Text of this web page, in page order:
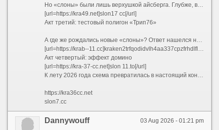
Но «слоны» были лишь верхушкой айсберга. Глубже, в темных водах сети Tor, обитали настоящие гиганты — длинные .onion-адреса, которые невозможно запомнить, но можно распознать по префиксу. Первым в списке шел kraken2trfqodidvlh4aa337cpzfrhdlfldhve5nf7njhumwr7instad.onion — настоящий монстр из 56 символов. За ним тянулись его собратья: kraken3yvbvzmhytnrnuhsy772i6dfobofu652e27f5hx6y5cpj7rgyd.onion, kraken4qzqnoi7ogpzpzwrxk7mw53n5i56loydwiyonu4owxsh4g67yd.onion, kraken5af44k24fwzohe6fvqfgxfsee4lgydb3ayzkfhlzqhuwlo33ad.onion, kraken6gf6o4rxewycqwjgfchzgxyfeoj5xafqbfm4vgvyaig2vmxvyd.onion и kraken7jmgt7yhhe2c4iyilthnhcugfylcztsdhh7otrr6jgdw667pqd.onion. Специалисты окрестили их «шестеркой кракенов» — и каждый из них вел в одно и то же место, словно шесть дверей в одну комнату.
[url=https://kra49.net]slon17 cc[/url]
Акт третий: тестовый полигон «Трип76»
А где же рождались новые «слоны»? Ответ нашелся неожиданно — на коротких доменах trip76. Сначала появился trip76.co, затем его клон trip76.at. Кто-то писал их слитно, кто-то с пробелом — trip76 co и trip76 at — но суть оставалась той же: это были испытательные стенды. Именно здесь обкатывались новые интерфейсы, проверялись скрипты и тестировалась устойчивость к DDoS-атакам. Если «трип» выдерживал нагрузку, его конфигурацию переносили на свежего «слона» — например, с trip76.co на slon18.to и slon 18 at. Так рождалась бесконечная цепочка обновлений.
[url=https://krab--11.cc]kraken2trfqodidvlh4aa337cpzfrhdlfldhve5nf7njhumwr7instad.onion[/url]
Акт четвертый: эффект домино
[url=https://kra-37-cc.net]slon 11.to[/url]
К лету 2026 года схема превратилась в настоящий конвейер. Заблокировали slon2.to? Пожалуйста — вот slon2.at и slon2.cc. Закрыли все версии двойки? Переходим на slon3. И так по нарастающей: slon4, slon5, slon6, slon7, slon8, slon9, slon10, slon11, slon12, slon13, slon14, slon15, slon16, slon17, slon18, slon19. Каждый номер — это три домена: .to, .at и .cc. Каждый домен — это два варианта написания: слитный и с пробелом. Простая математика говорит: 18 номеров ? 3 зоны ? 2 варианта = 108 только «слонов», не считая шести .onion-адресов и тестовых «трипов». А ведь в любой момент мог появиться slon20, slon21 и так далее — ограничений не было.
https://kra36cc.net
slon7.cc
03 Aug 2026 - 01:21 pm
Dannywouff